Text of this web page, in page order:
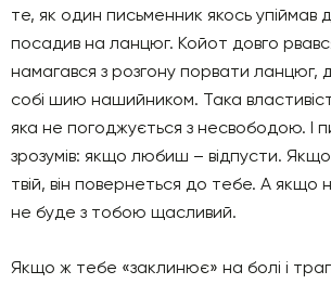
те, як один письменник якось упіймав
посадив на ланцюг. Койот довго рвався
намагався з розгону порвати ланцюг,
собі шию нашийником. Така
яка не погоджується з несвободою. І
зрозумів: якщо любиш – відпусти.
твій, він повернеться до тебе. А якщо
не буде з тобою щасливий.
Якщо ж тебе «заклинює» на болі і